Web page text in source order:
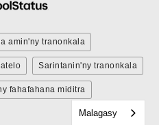
amin'ny tranonkala
Sarintanin'ny tranonkala
fahafahana miditra
Malagasy